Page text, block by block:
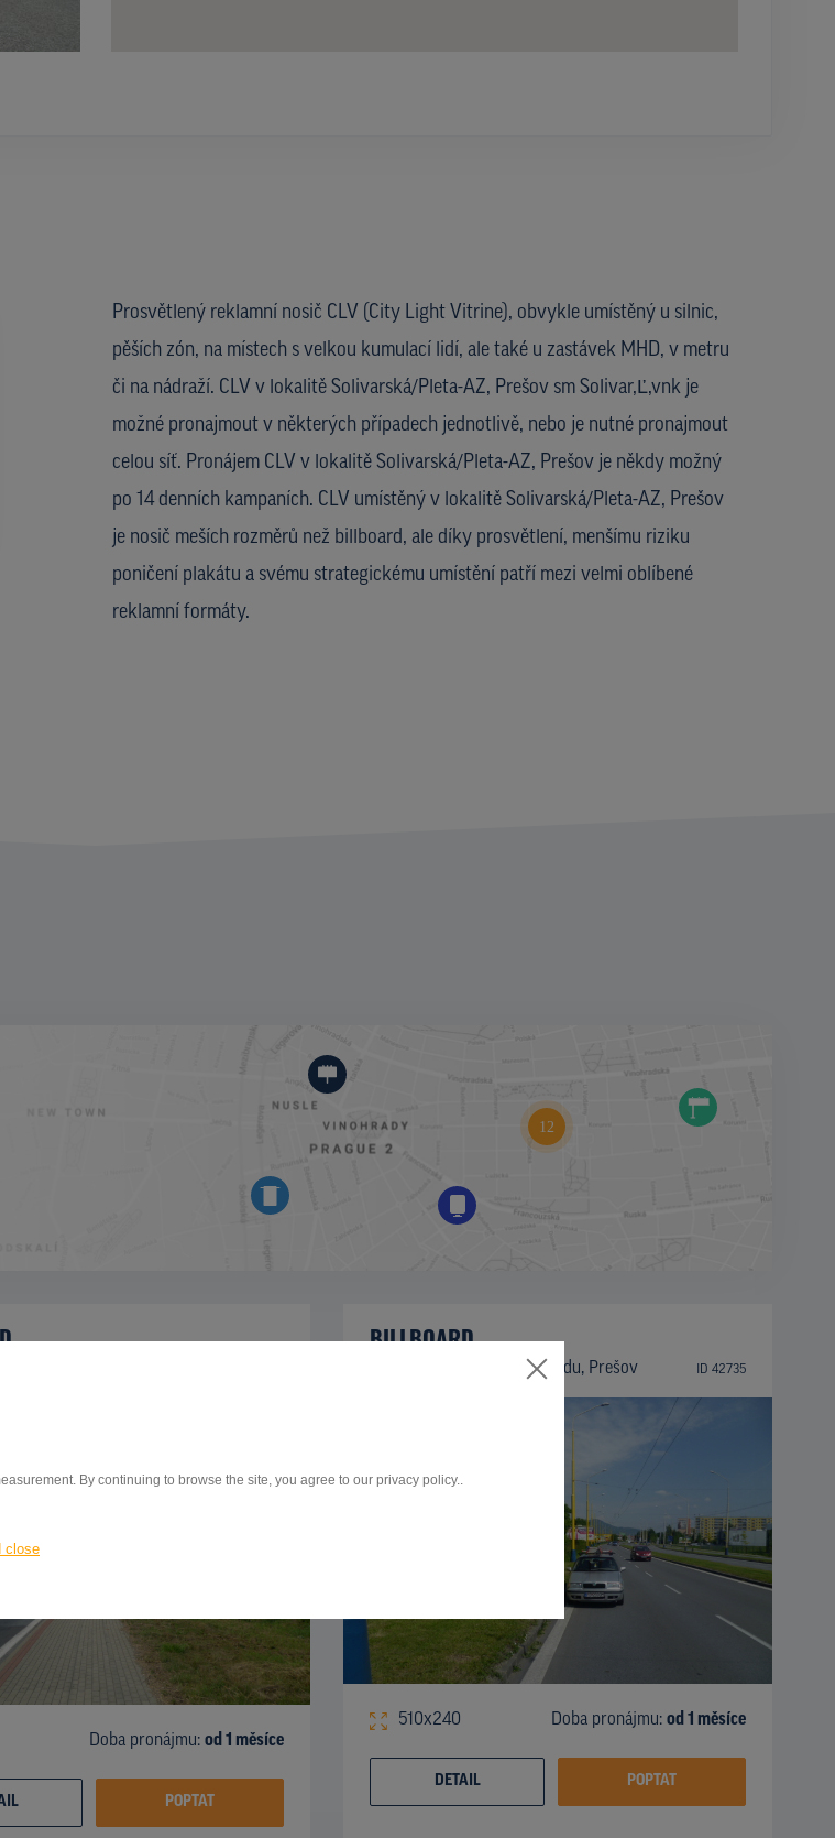
By continuing to browse the site, you agree to our privacy policy..
close
Prosvětlený reklamní nosič CLV (City Light Vitrine), obvykle umístěný u silnic,
pěších zón, na místech s velkou kumulací lidí, ale také u zastávek MHD, v metru
či na nádraží. CLV v lokalitě Solivarská/Pleta-AZ, Prešov sm Solivar,Ľ,vnk je
možné pronajmout v některých případech jednotlivě, nebo je nutné pronajmout
celou síť. Pronájem CLV v lokalitě Solivarská/Pleta-AZ, Prešov je někdy možný
po 14 denních kampaních. CLV umístěný v lokalitě Solivarská/Pleta-AZ, Prešov
je nosič meších rozměrů než billboard, ale díky prosvětlení, menšímu riziku
poničení plakátu a svému strategickému umístění patří mezi velmi oblíbené
reklamní formáty.
Doba pronájmu: od 1 měsíce
POPTAT
BILLBOARD
Trieda arm. gen. L. Svobodu, Prešov ID 42735
510x240 Doba pronájmu: od 1 měsíce
DETAIL POPTAT